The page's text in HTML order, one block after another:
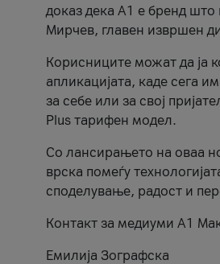
доказ дека А1 е бренд што
Мирчев, главен извршен
Корисниците можат да ја
апликацијата, каде сега
за себе или за свој
Plus тарифен модел.
Со лансирањето на оваа
врска помеѓу
споделување, радост и
Контакт за медиуми А1
Емилија Зографска